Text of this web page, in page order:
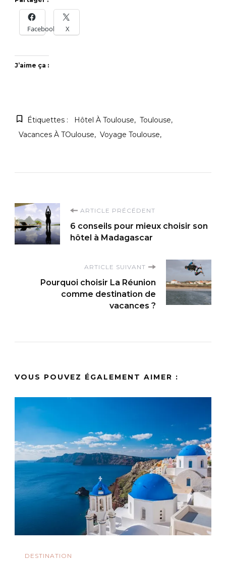
Facebook X
J’aime ça :
Étiquettes : Hôtel À Toulouse
Toulouse
Vacances À TOulouse
Voyage Toulouse
Navigation
d'article
ARTICLE PRÉCÉDENT
6 conseils pour mieux choisir son
hôtel à Madagascar
ARTICLE SUIVANT
Pourquoi choisir La Réunion
comme destination de
vacances ?
VOUS POUVEZ ÉGALEMENT AIMER :
DESTINATION